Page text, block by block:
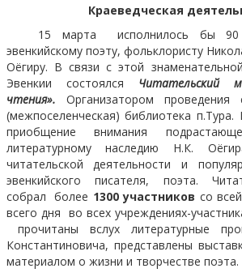
Краеведческая
15 марта исполнилось бы 90
эвенкийскому поэту, фольклористу
Оёгиру. В связи с этой
Эвенкии состоялся Читательский
чтения». Организатором проведения
(межпоселенческая) библиотека
приобщение внимания
литературному наследию Н.К.
читательской деятельности и
эвенкийского писателя, поэта.
собрал более 1300 участников со
всего дня во всех учреждениях-
прочитаны вслух литературные
Константиновича, представлены
материалом о жизни и творчестве поэта.